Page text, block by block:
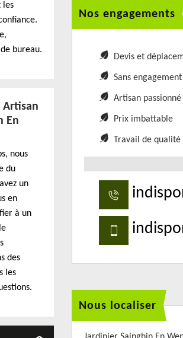
les
bureau.
Artisan
En
nous
du
un
en
à un
des
les
Nos engagements
Devis et
Sans engagement
Artisan passionné
Prix imbattable
Travail de qualité
Nous localiser